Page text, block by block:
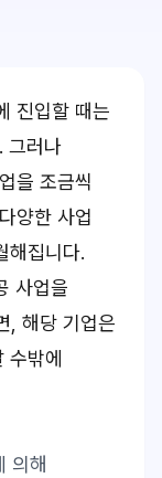
진입할 때는
그러나
을 조금씩
양한 사업
해집니다.
사업을
, 해당 기업은
밖에
의해